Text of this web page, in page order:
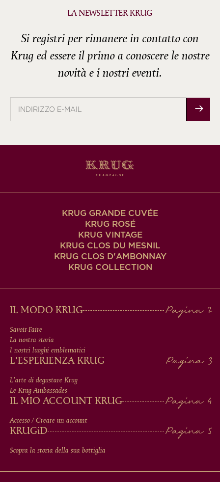
LA NEWSLETTER KRUG
Si registri per rimanere in contatto con
Krug ed essere il primo a conoscere le nostre
novità e i nostri eventi.
KRUG GRANDE CUVÉE
KRUG ROSÉ
KRUG VINTAGE
KRUG CLOS DU MESNIL
KRUG CLOS D'AMBONNAY
KRUG COLLECTION
MAIN
MEN
IN
FOOTER
IL MODO KRUG
Savoir-Faire
La nostra storia
I nostri luoghi emblematici
L'ESPERIENZA KRUG
L'arte di degustare Krug
Le Krug Ambassades
IL MIO ACCOUNT KRUG
Accesso / Creare un account
KRUGiD
Scopra la storia della sua bottiglia